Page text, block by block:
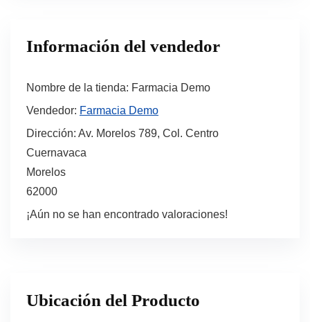
Información del vendedor
Nombre de la tienda: Farmacia Demo
Vendedor: Farmacia Demo
Dirección: Av. Morelos 789, Col. Centro
Cuernavaca
Morelos
62000
¡Aún no se han encontrado valoraciones!
Ubicación del Producto